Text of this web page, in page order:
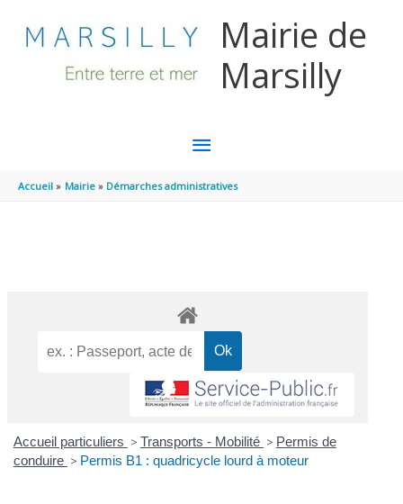
Mairie de
Marsilly
MENU
PRINCIPAL
Accueil Mairie Démarches administratives
Accueil particuliers > Transports - Mobilité > Permis de
conduire > Permis B1 : quadricycle lourd à moteur